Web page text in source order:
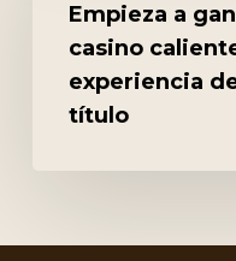
casino
una
Empieza a
casino
experiencia
título